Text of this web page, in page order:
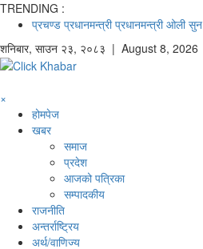
TRENDING :
प्रचण्ड प्रधानमन्त्री प्रधानमन्त्री ओली सुन
शनिबार, साउन २३, २०८३ | August 8, 2026
×
होमपेज
खबर
समाज
प्रदेश
आजको पत्रिका
सम्पादकीय
राजनीति
अन्तर्राष्ट्रिय
अर्थ/वाणिज्य